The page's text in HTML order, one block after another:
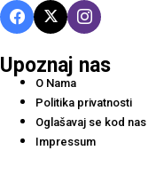
Upoznaj nas
O Nama
Politika privatnosti
Oglašavaj se kod nas
Impressum